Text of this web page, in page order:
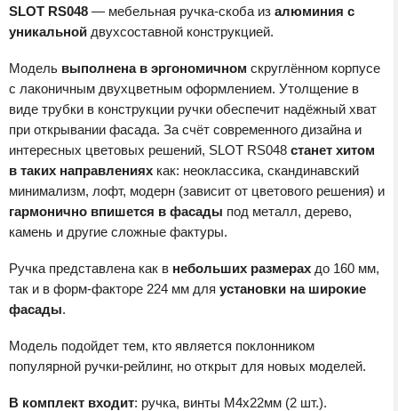
SLOT RS048 — мебельная ручка-скоба из алюминия с
уникальной двухсоставной конструкцией.
Модель выполнена в эргономичном скруглённом корпусе
с лаконичным двухцветным оформлением. Утолщение в
виде трубки в конструкции ручки обеспечит надёжный хват
при открывании фасада. За счёт современного дизайна и
интересных цветовых решений, SLOT RS048 станет хитом
в таких направлениях как: неоклассика, скандинавский
минимализм, лофт, модерн (зависит от цветового решения) и
гармонично впишется в фасады под металл, дерево,
камень и другие сложные фактуры.
Ручка представлена как в небольших размерах до 160 мм,
так и в форм-факторе 224 мм для установки на широкие
фасады.
Модель подойдет тем, кто является поклонником
популярной ручки-рейлинг, но открыт для новых моделей.
В комплект входит: ручка, винты М4х22мм (2 шт.).